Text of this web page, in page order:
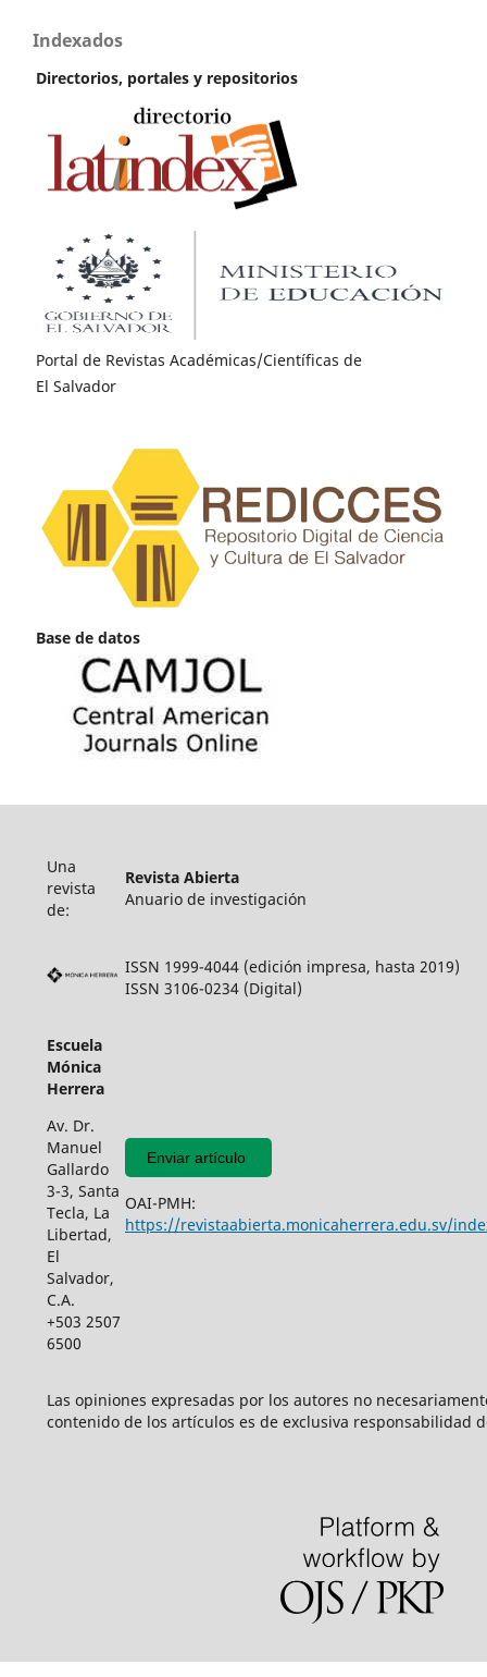
Indexados
Directorios, portales y repositorios
Portal de Revistas Académicas/Científicas de
El Salvador
Base de datos
Una
revista
de:
Revista Abierta
Anuario de investigación
ISSN 1999-4044 (edición impresa, hasta 2019)
ISSN 3106-0234 (Digital)
Escuela
Mónica
Herrera
Av. Dr.
Manuel
Gallardo
3-3, Santa
Tecla, La
Libertad,
El
Salvador,
C.A.
+503 2507
6500
Enviar artículo
OAI-PMH:
https://revistaabierta.monicaherrera.edu.sv/
Las opiniones expresadas por los autores no
contenido de los artículos es de exclusiva responsabilidad